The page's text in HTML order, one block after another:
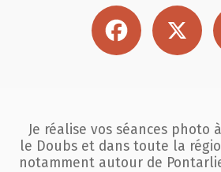
Facebook
Je réalise vos séances photo
le Doubs et dans toute la
notamment autour de